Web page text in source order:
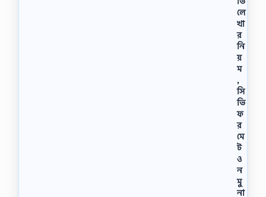
লে
খা
র
নি
য়
ম
,
সি
ভি
ফ
র
মে
ট
ও
ন
মু
না